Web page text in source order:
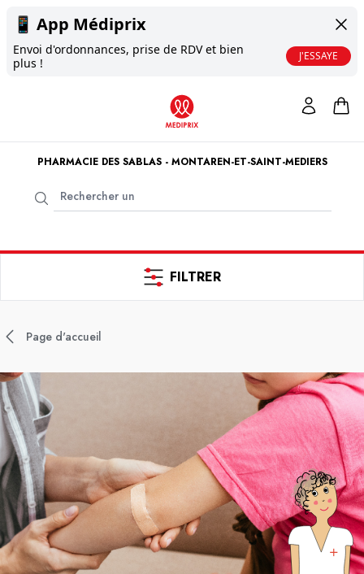
📱 App Médiprix
Envoi d'ordonnances, prise de RDV et bien
plus !
J'ESSAYE
PHARMACIE DES SABLAS - MONTAREN-ET-SAINT-MEDIERS
FILTRER
Page d'accueil